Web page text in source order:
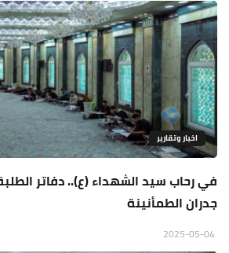
اخبار وتقارير
في رحاب سيد الشهداء (ع).. دفاتر
جدران الطمأنينة